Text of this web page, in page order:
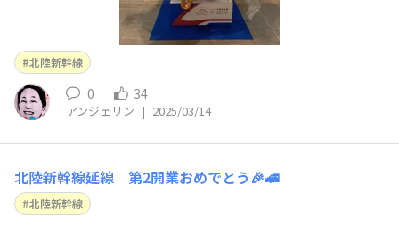
北陸新幹線
0 34
アンジェリン | 2025/03/14
北陸新幹線延線 第2開業おめでとう🎉🚄
北陸新幹線